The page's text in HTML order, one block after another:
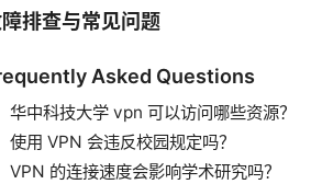
排查与常见问题
Asked Questions
华中科技大学 vpn 可以访问哪些资源？
使用 VPN 会违反校园规定吗？
VPN 的连接速度会影响学术研究吗？